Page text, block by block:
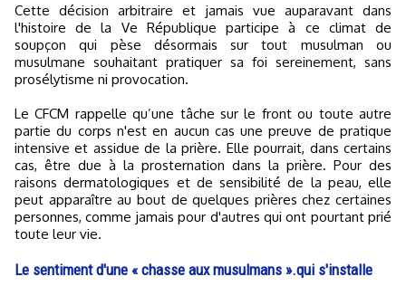
Cette décision arbitraire et jamais vue auparavant dans
l'histoire de la Ve République participe à ce climat de
soupçon qui pèse désormais sur tout musulman ou
musulmane souhaitant pratiquer sa foi sereinement, sans
prosélytisme ni provocation.
Le CFCM rappelle qu’une tâche sur le front ou toute autre
partie du corps n'est en aucun cas une preuve de pratique
intensive et assidue de la prière. Elle pourrait, dans certains
cas, être due à la prosternation dans la prière. Pour des
raisons dermatologiques et de sensibilité de la peau, elle
peut apparaître au bout de quelques prières chez certaines
personnes, comme jamais pour d'autres qui ont pourtant prié
toute leur vie.
Le sentiment d'une « chasse aux musulmans ».qui s'installe